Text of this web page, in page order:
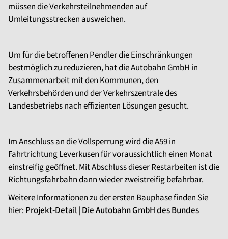
müssen die Verkehrsteilnehmenden auf
Umleitungsstrecken ausweichen.
Um für die betroffenen Pendler die Einschränkungen
bestmöglich zu reduzieren, hat die Autobahn GmbH in
Zusammenarbeit mit den Kommunen, den
Verkehrsbehörden und der Verkehrszentrale des
Landesbetriebs nach effizienten Lösungen gesucht.
Im Anschluss an die Vollsperrung wird die A59 in
Fahrtrichtung Leverkusen für voraussichtlich einen Monat
einstreifig geöffnet. Mit Abschluss dieser Restarbeiten ist die
Richtungsfahrbahn dann wieder zweistreifig befahrbar.
Weitere Informationen zu der ersten Bauphase finden Sie
hier: Projekt-Detail | Die Autobahn GmbH des Bundes